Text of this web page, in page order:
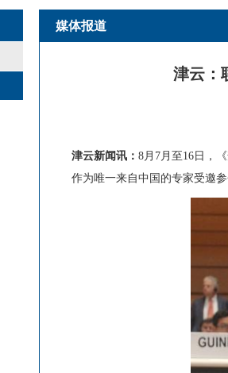
媒体报道
津云：
津云新闻讯： 8月7月至16日，
作为唯一来自中国的专家受邀